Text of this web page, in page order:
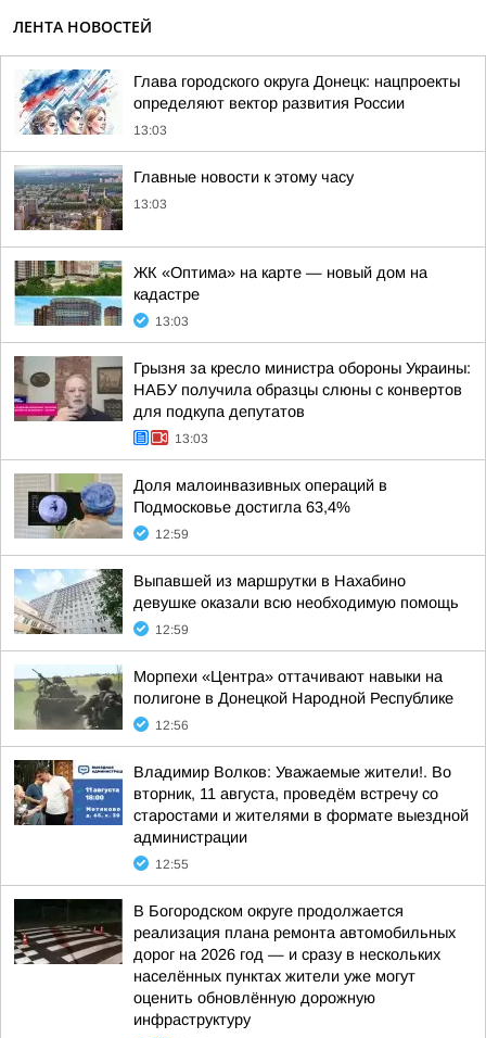
ЛЕНТА НОВОСТЕЙ
Глава городского округа Донецк: нацпроекты
определяют вектор развития России
13:03
Главные новости к этому часу
13:03
ЖК «Оптима» на карте — новый дом на
кадастре
13:03
Грызня за кресло министра обороны Украины:
НАБУ получила образцы слюны с конвертов
для подкупа депутатов
13:03
Доля малоинвазивных операций в
Подмосковье достигла 63,4%
12:59
Выпавшей из маршрутки в Нахабино
девушке оказали всю необходимую помощь
12:59
Морпехи «Центра» оттачивают навыки на
полигоне в Донецкой Народной Республике
12:56
Владимир Волков: Уважаемые жители!. Во
вторник, 11 августа, проведём встречу со
старостами и жителями в формате выездной
администрации
12:55
В Богородском округе продолжается
реализация плана ремонта автомобильных
дорог на 2026 год — и сразу в нескольких
населённых пунктах жители уже могут
оценить обновлённую дорожную
инфраструктуру